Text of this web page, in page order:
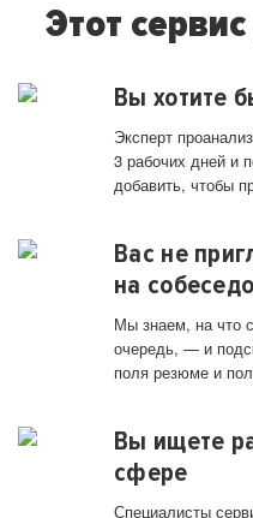
Этот
Вы хотите
Эксперт
3 рабочих дней и
добавить, чтобы
Вас не
на
Мы знаем, на что
очередь, — и
поля резюме и
Вы ищете
сфере
Специалисты